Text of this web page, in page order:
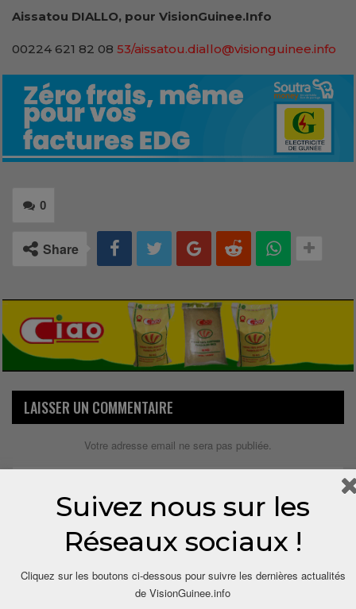
Aissatou DIALLO, pour VisionGuinee.Info
00224 621 82 08 53/aissatou.diallo@visionguinee.info
0
Share
LAISSER UN COMMENTAIRE
Votre adresse email ne sera pas publiée.
Suivez nous sur les
Réseaux sociaux !
Cliquez sur les boutons ci-dessous pour suivre les dernières actualités
de VisionGuinee.info